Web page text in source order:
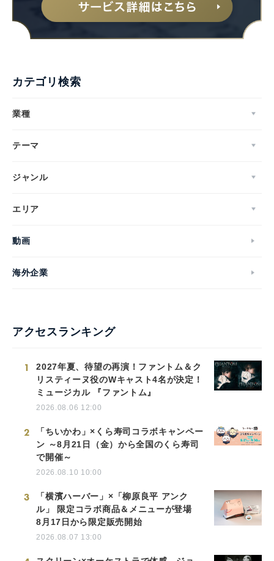
カテゴリ検索
業種
テーマ
ジャンル
エリア
動画
海外企業
アクセスランキング
1
2027年夏、待望の再演！ファントム＆ク
リスティーヌ役のWキャスト4名が決定！
ミュージカル 『ファントム』
2026.08.06 12:00
2
「ちいかわ」×くら寿司コラボキャンペー
ン ～8月21日（金）から全国のくら寿司
で開催～
2026.08.10 10:00
3
「横濱ハーバー」×「柳原良平 アンク
ル」 限定コラボ商品＆メニューが登場
8月17日から限定販売開始
2026.08.07 13:00